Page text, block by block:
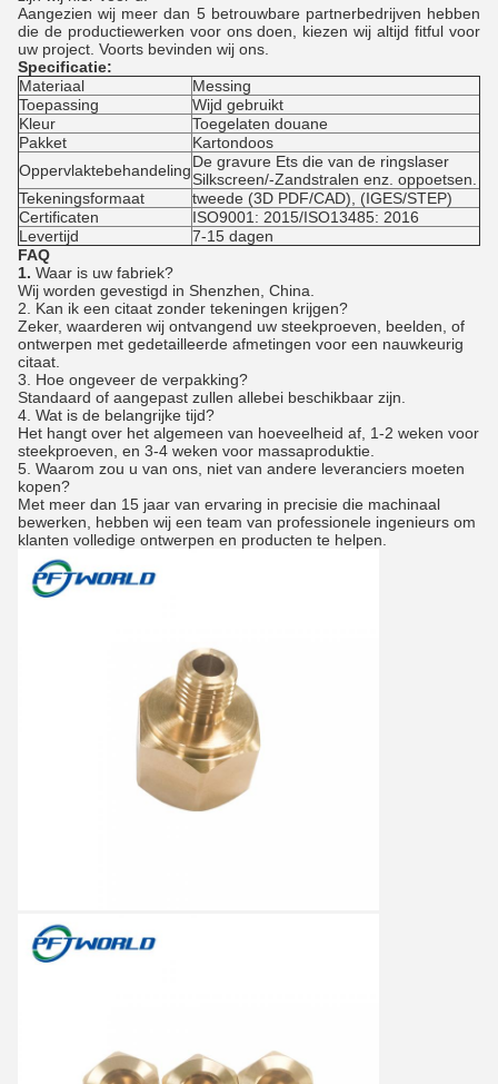
Aangezien wij meer dan 5 betrouwbare partnerbedrijven hebben
die de productiewerken voor ons doen, kiezen wij altijd fitful voor
uw project. Voorts bevinden wij ons.
Specificatie:
Materiaal
Messing
Toepassing
Wijd gebruikt
Kleur
Toegelaten douane
Pakket
Kartondoos
OppervlaktebehandelingDe gravure Ets die van de ringslaser
Silkscreen/-Zandstralen enz. oppoetsen.
Tekeningsformaat
tweede (3D PDF/CAD), (IGES/STEP)
Certificaten
ISO9001: 2015/ISO13485: 2016
Levertijd
7-15 dagen
FAQ
1. Waar is uw fabriek?
Wij worden gevestigd in Shenzhen, China.
2.
Kan ik een citaat zonder tekeningen krijgen?
Zeker, waarderen wij ontvangend uw steekproeven, beelden, of
ontwerpen met gedetailleerde afmetingen voor een nauwkeurig
citaat.
3. Hoe ongeveer de verpakking?
Standaard of aangepast zullen allebei beschikbaar zijn.
4. Wat is de belangrijke tijd?
Het hangt over het algemeen van hoeveelheid af, 1-2 weken voor
steekproeven, en 3-4 weken voor massaproduktie.
5. Waarom zou u van ons, niet van andere leveranciers moeten
kopen?
Met meer dan 15 jaar van ervaring in precisie die machinaal
bewerken, hebben wij een team van professionele ingenieurs om
klanten volledige ontwerpen en producten te helpen.